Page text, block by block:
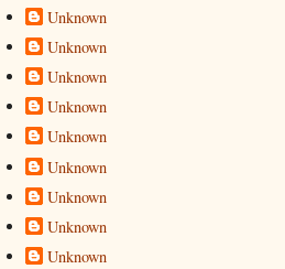
Unknown
Unknown
Unknown
Unknown
Unknown
Unknown
Unknown
Unknown
Unknown